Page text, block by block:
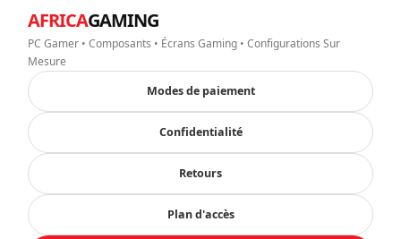
AFRICAGAMING
PC Gamer • Composants • Écrans Gaming • Configurations Sur
Mesure
Modes de paiement
Confidentialité
Retours
Plan d'accès